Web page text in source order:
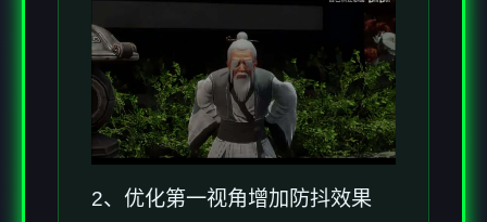
2、优化第一视角增加防抖效果